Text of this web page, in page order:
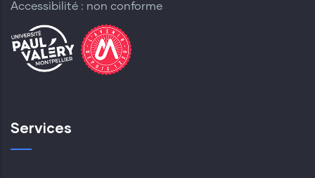
Accessibilité : non conforme
Services